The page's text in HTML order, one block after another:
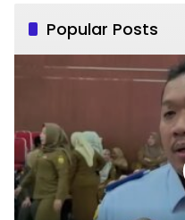
Popular Posts